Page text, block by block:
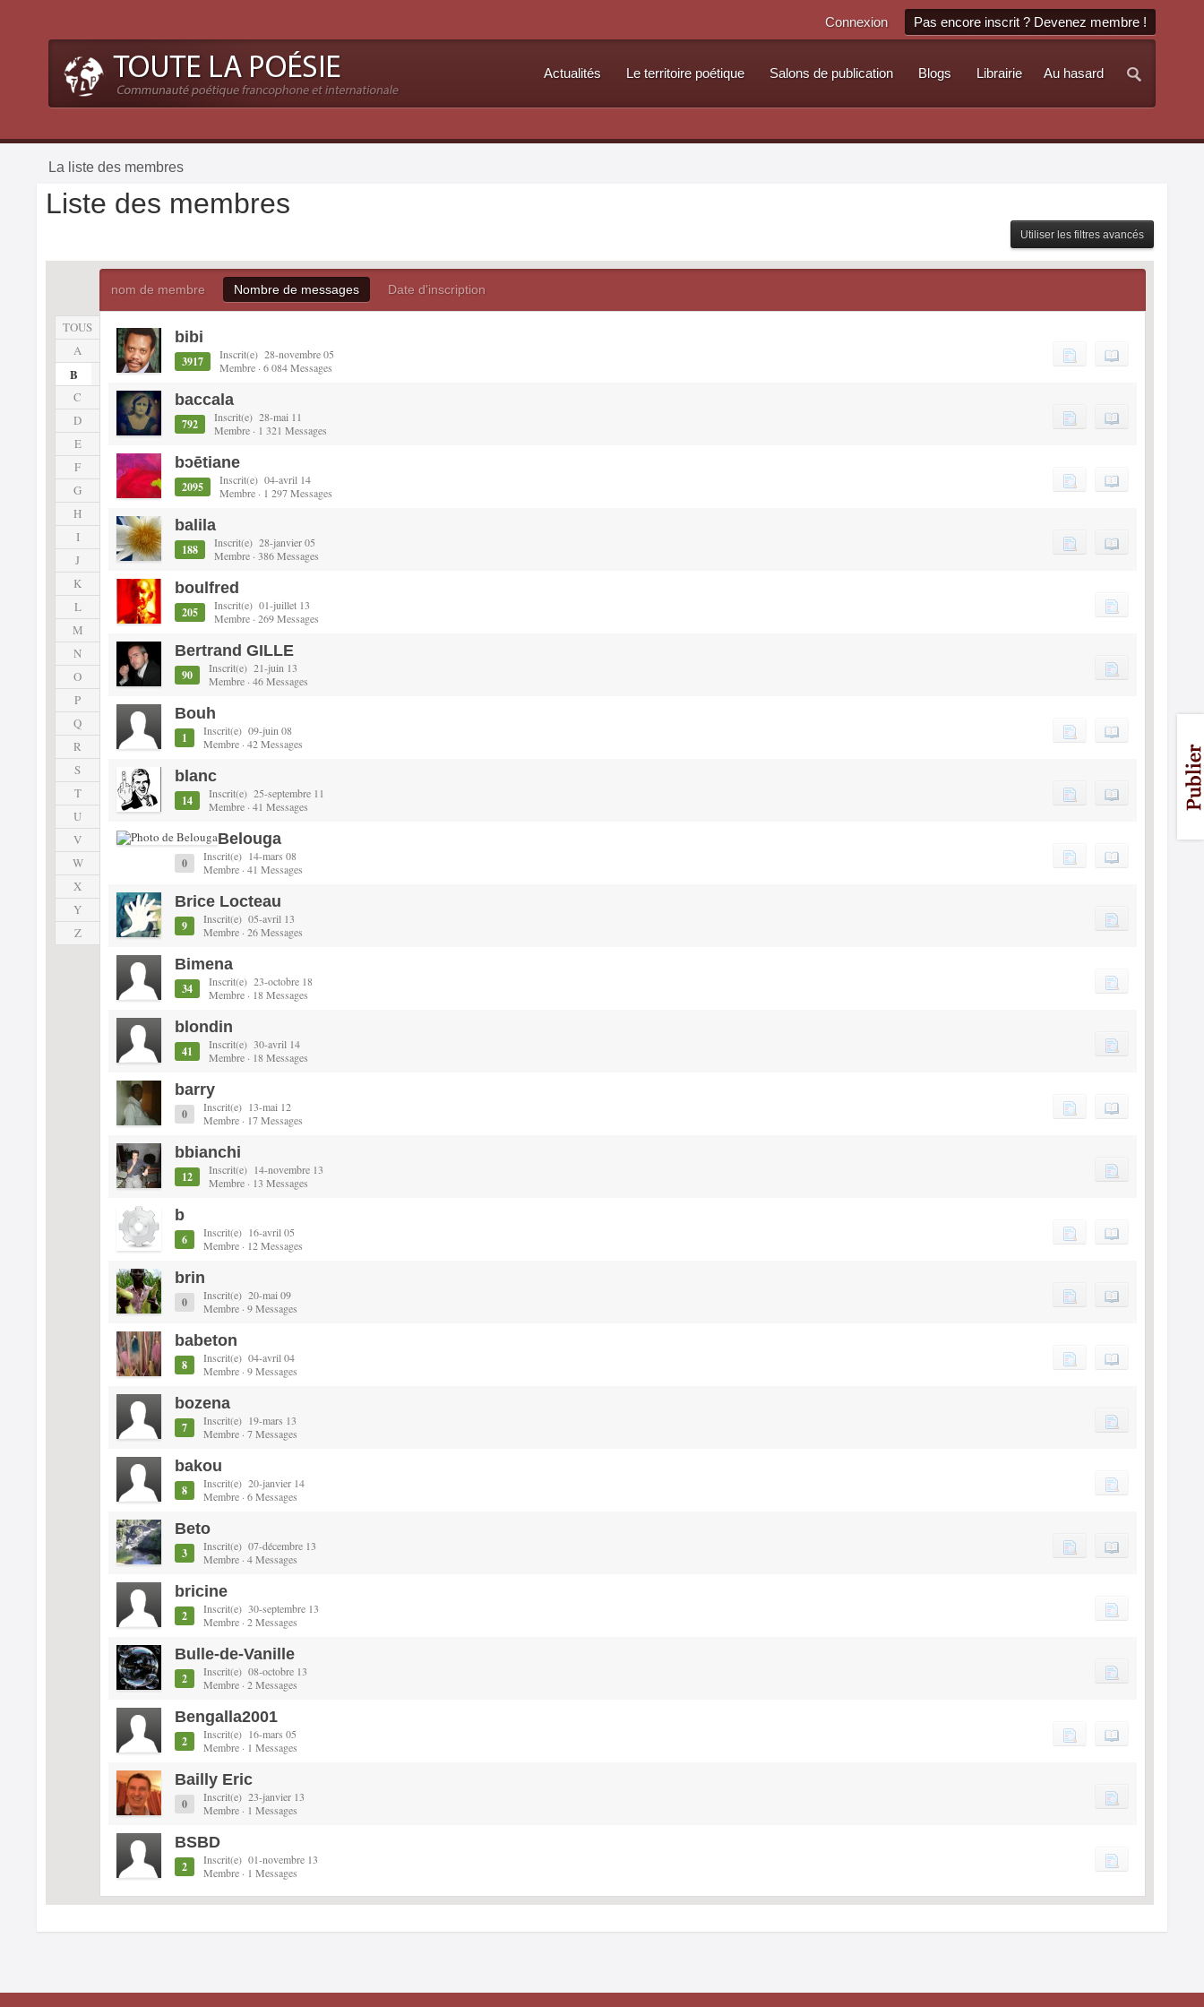
Connexion Pas encore inscrit ? Devenez membre !
Au hasard
Actualités Le territoire poétique Salons de publication Blogs Librairie
La liste des membres
Liste des membres
Utiliser les filtres avancés
TOUS
A
B
C
D
E
F
G
H
I
J
K
L
M
N
O
P
Q
R
S
T
U
V
W
X
Y
Z
nom de membre Nombre de messages Date d'inscription
bibi
3917
Inscrit(e) 28-novembre 05
Membre · 6 084 Messages
baccala
792
Inscrit(e) 28-mai 11
Membre · 1 321 Messages
bɔētiane
2095
Inscrit(e) 04-avril 14
Membre · 1 297 Messages
balila
188
Inscrit(e) 28-janvier 05
Membre · 386 Messages
boulfred
205
Inscrit(e) 01-juillet 13
Membre · 269 Messages
Bertrand GILLE
90
Inscrit(e) 21-juin 13
Membre · 46 Messages
Bouh
1
Inscrit(e) 09-juin 08
Membre · 42 Messages
blanc
14
Inscrit(e) 25-septembre 11
Membre · 41 Messages
Belouga
0
Inscrit(e) 14-mars 08
Membre · 41 Messages
Brice Locteau
9
Inscrit(e) 05-avril 13
Membre · 26 Messages
Bimena
34
Inscrit(e) 23-octobre 18
Membre · 18 Messages
blondin
41
Inscrit(e) 30-avril 14
Membre · 18 Messages
barry
0
Inscrit(e) 13-mai 12
Membre · 17 Messages
bbianchi
12
Inscrit(e) 14-novembre 13
Membre · 13 Messages
b
6
Inscrit(e) 16-avril 05
Membre · 12 Messages
brin
0
Inscrit(e) 20-mai 09
Membre · 9 Messages
babeton
8
Inscrit(e) 04-avril 04
Membre · 9 Messages
bozena
7
Inscrit(e) 19-mars 13
Membre · 7 Messages
bakou
8
Inscrit(e) 20-janvier 14
Membre · 6 Messages
Beto
3
Inscrit(e) 07-décembre 13
Membre · 4 Messages
bricine
2
Inscrit(e) 30-septembre 13
Membre · 2 Messages
Bulle-de-Vanille
2
Inscrit(e) 08-octobre 13
Membre · 2 Messages
Bengalla2001
2
Inscrit(e) 16-mars 05
Membre · 1 Messages
Bailly Eric
0
Inscrit(e) 23-janvier 13
Membre · 1 Messages
BSBD
2
Inscrit(e) 01-novembre 13
Membre · 1 Messages